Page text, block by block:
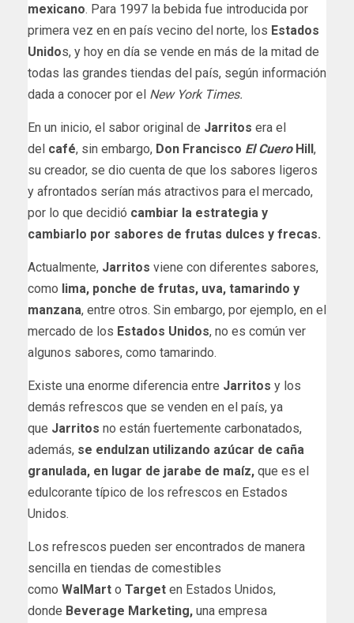
mexicano. Para 1997 la bebida fue introducida por
primera vez en en país vecino del norte, los Estados
Unidos, y hoy en día se vende en más de la mitad de
todas las grandes tiendas del país, según información
dada a conocer por el New York Times.
En un inicio, el sabor original de Jarritos era el
del café, sin embargo, Don Francisco El CueroHill,
su creador, se dio cuenta de que los sabores ligeros
y afrontados serían más atractivos para el mercado,
por lo que decidió cambiar la estrategia y
cambiarlo por sabores de frutas dulces y frecas.
Actualmente, Jarritos viene con diferentes sabores,
como lima, ponche de frutas, uva, tamarindo y
manzana, entre otros. Sin embargo, por ejemplo, en el
mercado de los Estados Unidos, no es común ver
algunos sabores, como tamarindo.
Existe una enorme diferencia entre Jarritos y los
demás refrescos que se venden en el país, ya
que Jarritos no están fuertemente carbonatados,
además, se endulzan utilizando azúcar de caña
granulada, en lugar de jarabe de maíz, que es el
edulcorante típico de los refrescos en Estados
Unidos.
Los refrescos pueden ser encontrados de manera
sencilla en tiendas de comestibles
como WalMart o Target en Estados Unidos,
donde Beverage Marketing, una empresa